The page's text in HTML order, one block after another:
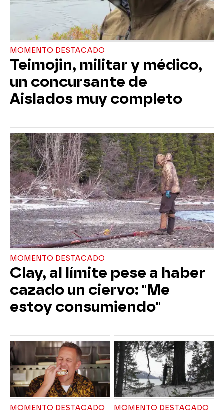
MOMENTO DESTACADO
Teimojin, militar y médico,
un concursante de
Aislados muy completo
MOMENTO DESTACADO
Clay, al límite pese a haber
cazado un ciervo: "Me
estoy consumiendo"
MOMENTO DESTACADO MOMENTO DESTACADO